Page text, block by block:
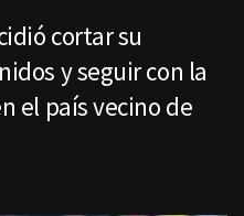
cortar su
y seguir con la
el país vecino de